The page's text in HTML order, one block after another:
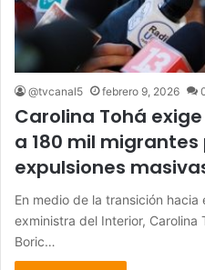
@tvcanal5 febrero 9, 2026
Carolina Tohá
a 180 mil
expulsiones
En medio de la transición
exministra del Interior, Carolina
Boric…